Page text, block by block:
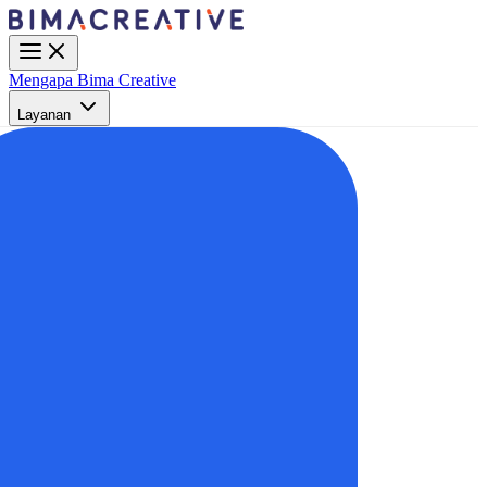
Mengapa Bima Creative
Layanan